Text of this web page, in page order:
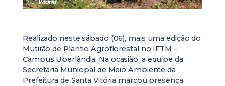
Realizado neste sábado (06), mais uma edição do
Mutirão de Plantio Agroflorestal no IFTM –
Campus Uberlândia. Na ocasião, a equipe da
Secretaria Municipal de Meio Ambiente da
Prefeitura de Santa Vitória marcou presença